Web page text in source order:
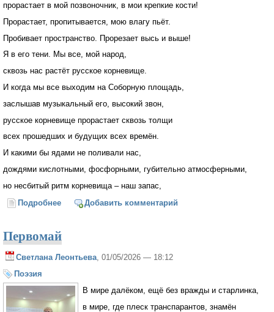
прорастает в мой позвоночник, в мои крепкие кости!
Прорастает, пропитывается, мою влагу пьёт.
Пробивает пространство. Прорезает высь и выше!
Я в его тени. Мы все, мой народ,
сквозь нас растёт русское корневище.
И когда мы все выходим на Соборную площадь,
заслышав музыкальный его, высокий звон,
русское корневище прорастает сквозь толщи
всех прошедших и будущих всех времён.
И какими бы ядами не поливали нас,
дождями кислотными, фосфорными, губительно атмосферными,
но несбитый ритм корневища – наш запас,
Подробнее о ОДесса. 2 МАя стихи
Добавить комментарий
Первомай
Светлана Леонтьева, 01/05/2026 — 18:12
Поэзия
В мире далёком, ещё без вражды и старлинка,
в мире, где плеск транспарантов, знамён